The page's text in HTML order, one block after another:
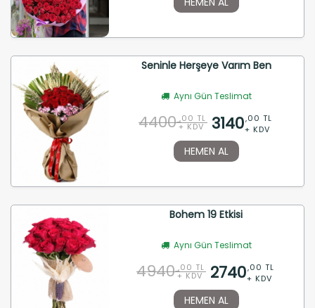
Seninle Herşeye Varım Ben
Aynı Gün Teslimat
4400 ,00 TL
+ KDV 3140,00 TL
+ KDV
HEMEN AL
Bohem 19 Etkisi
Aynı Gün Teslimat
4940 ,00 TL
+ KDV 2740,00 TL
+ KDV
HEMEN AL